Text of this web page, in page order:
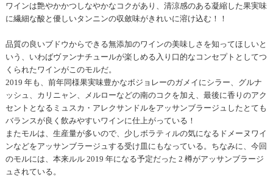
ワインは艶やかかつしなやかなコクがあり、清涼感のある凝縮した果実味
に繊細な酸と優しいタンニンの収斂味がきれいに溶け込む！！
品質の良いブドウからできる無添加のワインの美味しさを知ってほしいと
いう、いわばヴァンナチュールが楽しめる入り口的なコンセプトとしてつ
くられたワインがこのモルだ。
2019 年も、前年同様果実味豊かなボジョレーのガメイにシラー、グルナ
ッシュ、カリニャン、メルローなどの南のコクを加え、最後に香りのアク
セントとなるミュスカ・アレクサンドルをアッサンブラージュしたとても
バランスが良く飲みやすいワインに仕上がっている！
またモルは、生産量が多いので、少しボラティルの気になるドメーヌワイ
ンなどをアッサンブラージュする受け皿にもなっている。ちなみに、今回
のモルには、本来ルル 2019 年になる予定だった 2 樽がアッサンブラージ
ュされている。